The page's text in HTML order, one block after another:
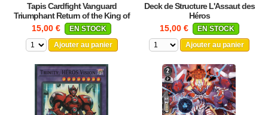
Tapis Cardfight Vanguard
Triumphant Return of the King of
Knights
15,00 €
EN STOCK
Ajouter au panier
Deck de Structure L'Assaut des
Héros
15,00 €
EN STOCK
Ajouter au panier